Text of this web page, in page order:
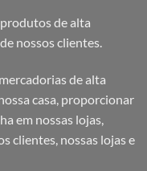
de alta
nossos clientes.
de alta
casa, proporcionar
em nossas lojas,
clientes, nossas lojas e